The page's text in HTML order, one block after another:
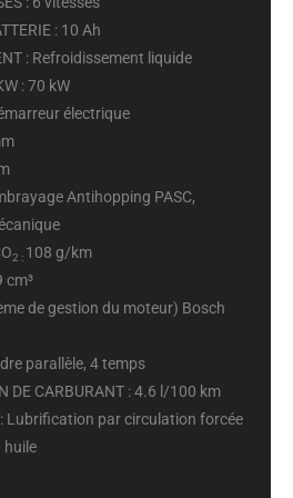
: 10 Ah
: Refroidissement liquide
:70 kW
électrique
Antihopping PASC,
2 : 108 g/km
cm³
de gestion du moteur) Bosch
parallèle, 4 temps
DE CARBURANT :4.6 l/100 km
Lubrification par circulation forcée
huile